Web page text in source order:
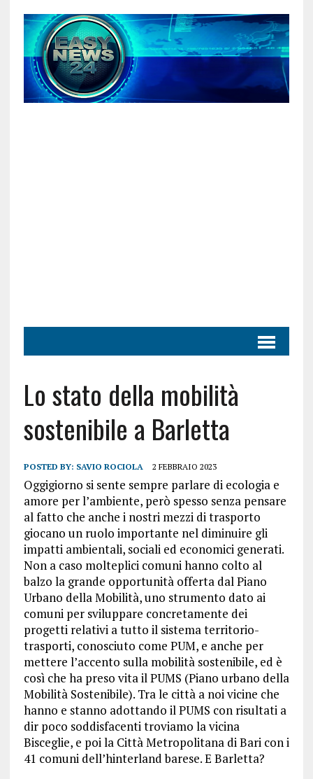
Lo stato della mobilità
sostenibile a Barletta
POSTED BY: SAVIO ROCIOLA 2 FEBBRAIO 2023
Oggigiorno si sente sempre parlare di ecologia e
amore per l’ambiente, però spesso senza pensare
al fatto che anche i nostri mezzi di trasporto
giocano un ruolo importante nel diminuire gli
impatti ambientali, sociali ed economici generati.
Non a caso molteplici comuni hanno colto al
balzo la grande opportunità offerta dal Piano
Urbano della Mobilità, uno strumento dato ai
comuni per sviluppare concretamente dei
progetti relativi a tutto il sistema territorio-
trasporti, conosciuto come PUM, e anche per
mettere l’accento sulla mobilità sostenibile, ed è
così che ha preso vita il PUMS (Piano urbano della
Mobilità Sostenibile). Tra le città a noi vicine che
hanno e stanno adottando il PUMS con risultati a
dir poco soddisfacenti troviamo la vicina
Bisceglie, e poi la Città Metropolitana di Bari con i
41 comuni dell’hinterland barese. E Barletta?